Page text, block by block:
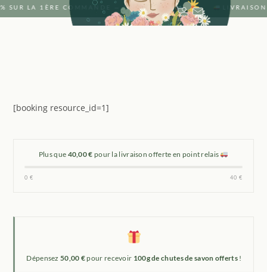
SUR LA 1ÈRE COMMANDE — CODE : SAVON ·
[booking resource_id=1]
Plus que 40,00 € pour la livraison offerte en point relais
0 € 40 €
Dépensez50,00 €pour recevoir 100g de chutes de savon offerts !